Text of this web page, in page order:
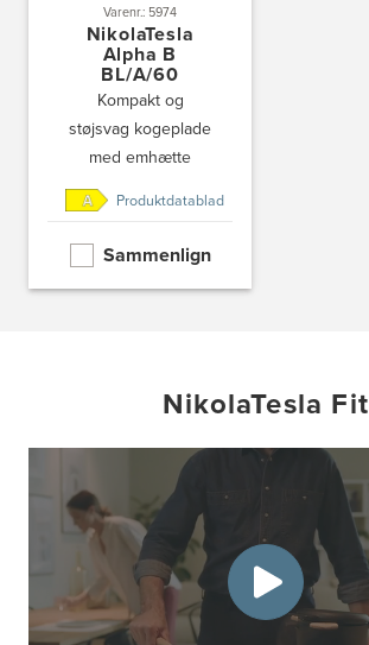
Varenr.: 5974
NikolaTesla
Alpha B
BL/A/60
Kompakt og
støjsvag kogeplade
med emhætte
Produktdatablad
Sammenlign
NikolaTesla Fit